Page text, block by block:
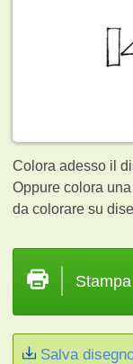
Colora adesso il
Oppure colora
da colorare su
Salva